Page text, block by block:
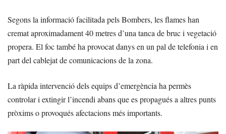
Segons la informació facilitada pels Bombers, les flames han
cremat aproximadament 40 metres d’una tanca de bruc i vegetació
propera. El foc també ha provocat danys en un pal de telefonia i en
part del cablejat de comunicacions de la zona.
La ràpida intervenció dels equips d’emergència ha permès
controlar i extingir l’incendi abans que es propagués a altres punts
pròxims o provoqués afectacions més importants.